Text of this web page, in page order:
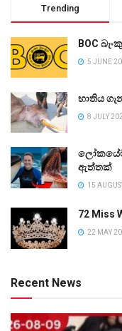
Trending
BOC
5 JUNE
භාතිය
8 JULY
ඇත්තක්
15
72 Miss
22 MAY
Recent News